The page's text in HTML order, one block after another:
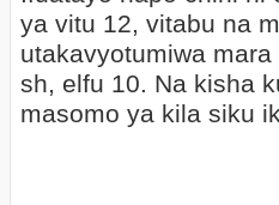
ya vitu 12, vitabu na
utakavyotumiwa
sh, elfu 10. Na kisha
masomo ya kila siku